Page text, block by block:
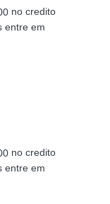
no credito
entre em
no credito
entre em